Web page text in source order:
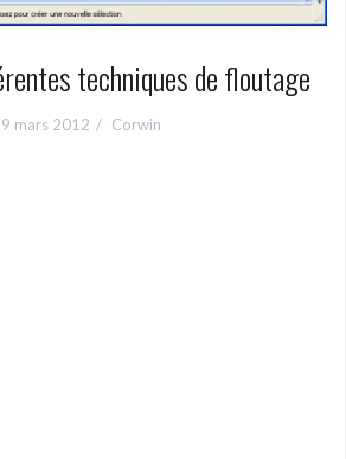
techniques de floutage
9 mars 2012 Corwin